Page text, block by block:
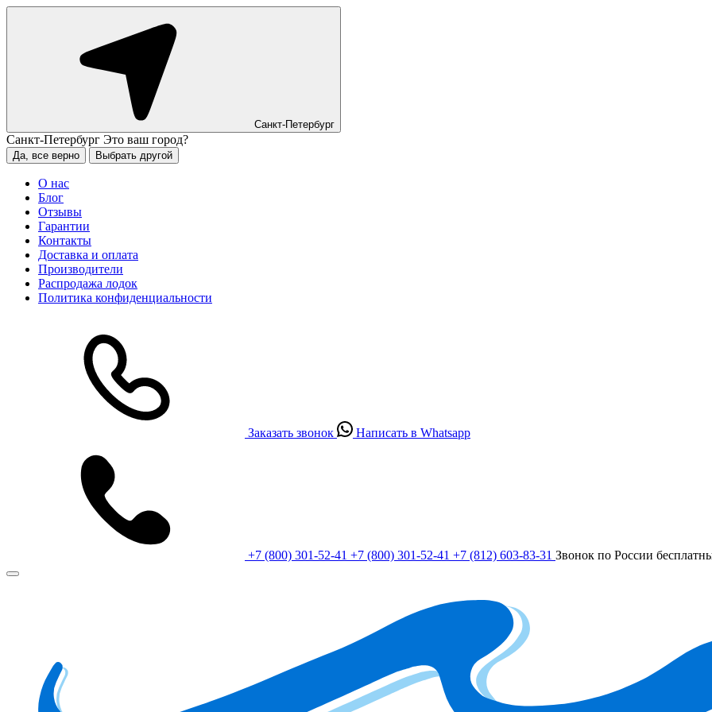
Санкт-Петербург
Санкт-Петербург Это ваш город?
Да, все верно Выбрать другой
О нас
Блог
Отзывы
Гарантии
Контакты
Доставка и оплата
Производители
Распродажа лодок
Политика конфиденциальности
Заказать звонок Написать в Whatsapp
+7 (800) 301-52-41 +7 (800) 301-52-41 +7 (812) 603-83-31 Звонок по России